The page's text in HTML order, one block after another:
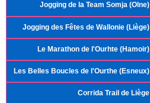
Jogging de la Team Somja (Olne)
Jogging des Fêtes de Wallonie (Liège)
Le Marathon de l'Ourhte (Hamoir)
Les Belles Boucles de l'Ourthe (Esneux)
Corrida Trail de Liège